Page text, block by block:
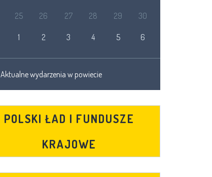
25 26 27 28 29 30
1 2 3 4 5 6
Aktualne wydarzenia w powiecie
POLSKI ŁAD I FUNDUSZE
KRAJOWE